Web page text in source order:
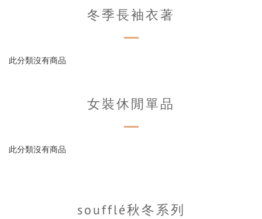
冬季長袖衣著
此分類沒有商品
女裝休閒單品
此分類沒有商品
soufflé秋冬系列